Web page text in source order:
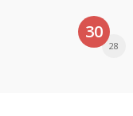
30
28